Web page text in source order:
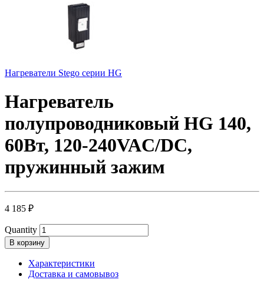
Нагреватели Stego серии HG
Нагреватель
полупроводниковый HG 140,
60Вт, 120-240VAC/DC,
пружинный зажим
4 185 ₽
Quantity
В корзину
Характеристики
Доставка и самовывоз